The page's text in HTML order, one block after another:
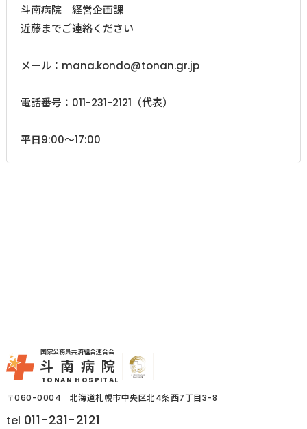
斗南病院 経営企画課
近藤までご連絡ください
メール： mana.kondo@tonan.gr.jp
電話番号： 011-231-2121 （代表）
平日9:00～17:00
国家公務員共済組合連合会
斗南病院
TONAN HOSPITAL
〒060-0004 北海道札幌市中央区北4条西7丁目3-8
tel 011-231-2121